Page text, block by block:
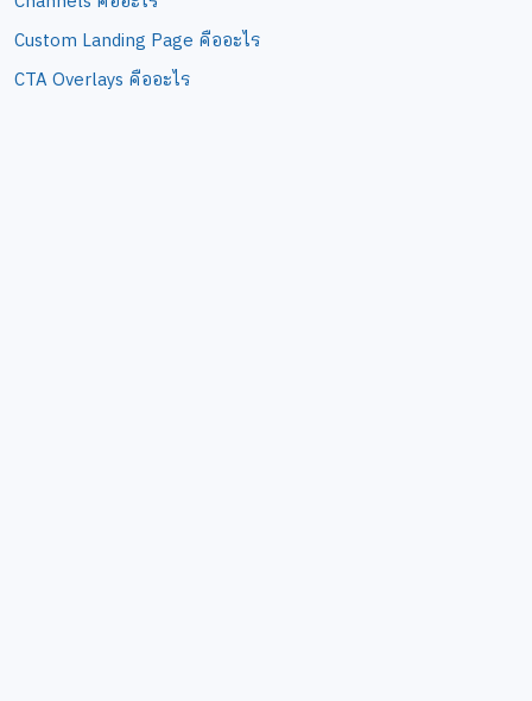
Custom Landing Page คืออะไร
CTA Overlays คืออะไร